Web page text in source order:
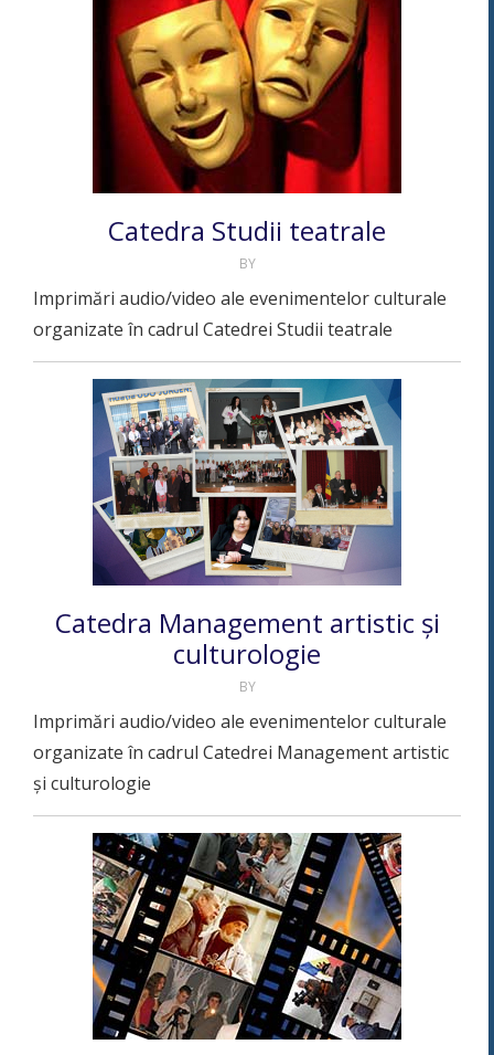
Catedra Studii teatrale
BY
Imprimări audio/video ale evenimentelor culturale
organizate în cadrul Catedrei Studii teatrale
Catedra Management artistic și
culturologie
BY
Imprimări audio/video ale evenimentelor culturale
organizate în cadrul Catedrei Management artistic
și culturologie